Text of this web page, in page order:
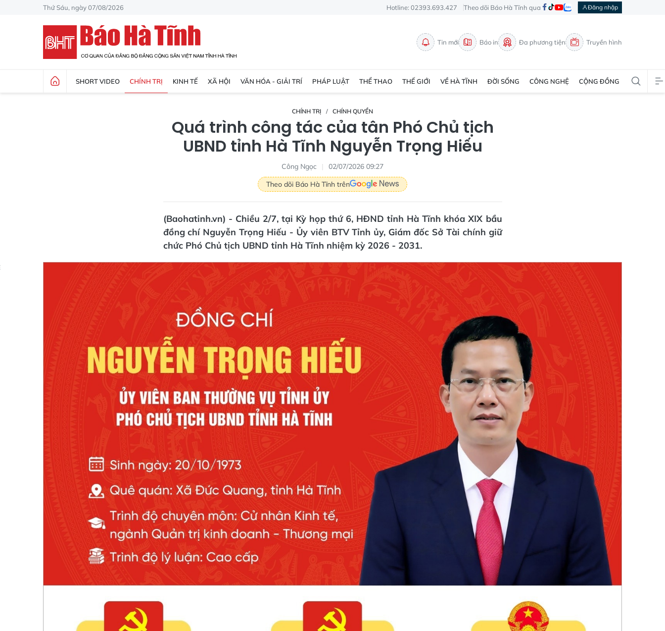
Thứ Sáu, ngày 07/08/2026 Hotline: 02393.693.427 Theo dõi Báo Hà Tĩnh qua Đăng nhập
Tin mới Báo in Đa phương tiện Truyền hình
SHORT VIDEO CHÍNH TRỊ KINH TẾ XÃ HỘI VĂN HÓA - GIẢI TRÍ PHÁP LUẬT THỂ THAO THẾ GIỚI VỀ HÀ TĨNH ĐỜI SỐNG CÔNG NGHỆ CỘNG ĐỒNG
CHÍNH TRỊ CHÍNH QUYỀN
Quá trình công tác của tân Phó Chủ tịch
UBND tỉnh Hà Tĩnh Nguyễn Trọng Hiếu
Công Ngọc
02/07/2026 09:27
Theo dõi Báo Hà Tĩnh trên
(Baohatinh.vn) - Chiều 2/7, tại Kỳ họp thứ 6, HĐND tỉnh Hà Tĩnh khóa XIX bầu
đồng chí Nguyễn Trọng Hiếu - Ủy viên BTV Tỉnh ủy, Giám đốc Sở Tài chính giữ
chức Phó Chủ tịch UBND tỉnh Hà Tĩnh nhiệm kỳ 2026 - 2031.